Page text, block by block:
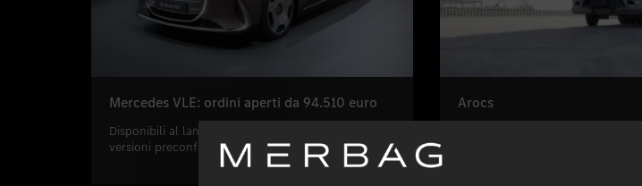
Mercedes VLE: ordini aperti da 94.510 euro
Disponibili al lancio una motorizzazione e sei
versioni preconfigurate
Arocs